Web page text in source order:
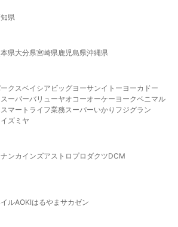
県
県大分県宮崎県鹿児島県沖縄県
クスベイシア ビッグヨーサンイトーヨーカドー
スーパーバリューヤオコーオーケー ヨークベニマル
マート ライフ業務スーパーいかり フジグラン
イズミヤ
ンカインズアストロプロダクツDCM
ルAOKIはるやま サカゼン